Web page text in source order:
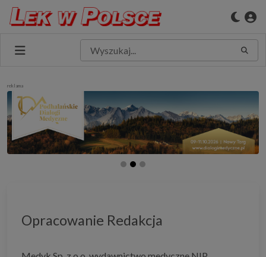
reklama
Opracowanie Redakcja